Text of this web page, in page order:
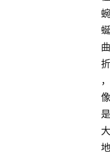
蜿
蜒
曲
折
，
像
是
大
地